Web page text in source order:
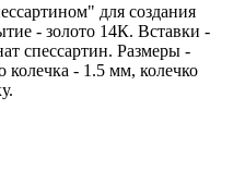
для создания
- золото 14К. Вставки -
спессартин. Размеры -
колечка - 1.5 мм, колечко